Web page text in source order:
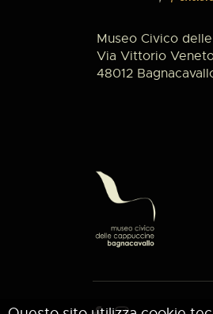
Museo Civico
Via Vittorio
48012